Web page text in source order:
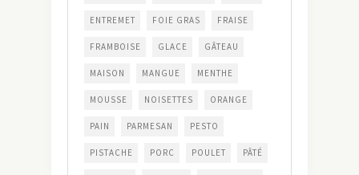
ENTREMET FOIE GRAS FRAISE
FRAMBOISE GLACE GÂTEAU
MAISON MANGUE MENTHE
MOUSSE NOISETTES ORANGE
PAIN PARMESAN PESTO
PISTACHE PORC POULET PÂTÉ